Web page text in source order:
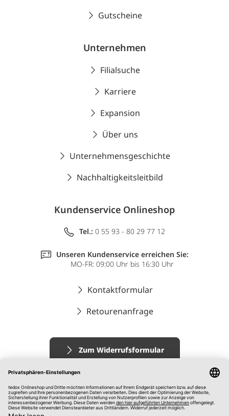
Gutscheine
Unternehmen
Filialsuche
Karriere
Expansion
Über uns
Unternehmensgeschichte
Nachhaltigkeitsleitbild
Kundenservice Onlineshop
Tel.: 0 55 93 - 80 29 77 12
Unseren Kundenservice erreichen Sie:
MO-FR: 09:00 Uhr bis 16:30 Uhr
Kontaktformular
Retourenanfrage
Zum Widerrufsformular
Impressum
AGB